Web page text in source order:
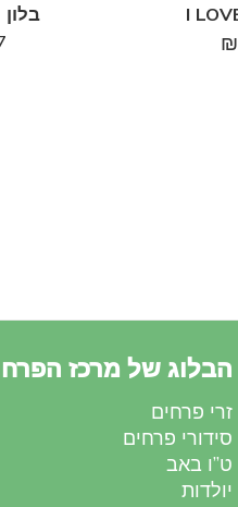
₪
בלון I LOVE U
הבלוג של מרכז
זרי פרחים
סידורי פרחים
ט”ו באב
יולדות